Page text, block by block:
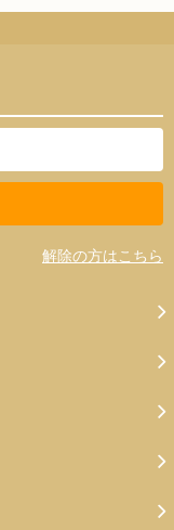
解除の方はこちら